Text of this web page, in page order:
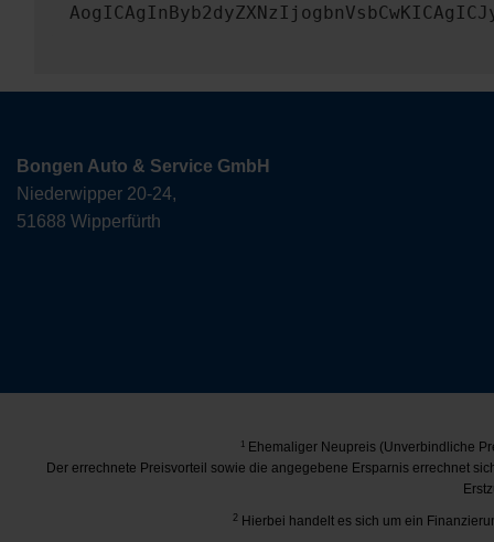
Bongen Auto & Service GmbH
Niederwipper 20-24,
51688 Wipperfürth
1Ehemaliger Neupreis (Unverbindliche
Der errechnete Preisvorteil sowie die angegebene Ersparnis errechnet
2 Hierbei handelt es sich um ein